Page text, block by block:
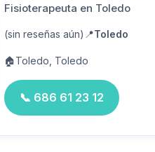
Fisioterapeuta en Toledo
(sin reseñas aún) 📍Toledo
🏠Toledo, Toledo
📞 686 61 23 12